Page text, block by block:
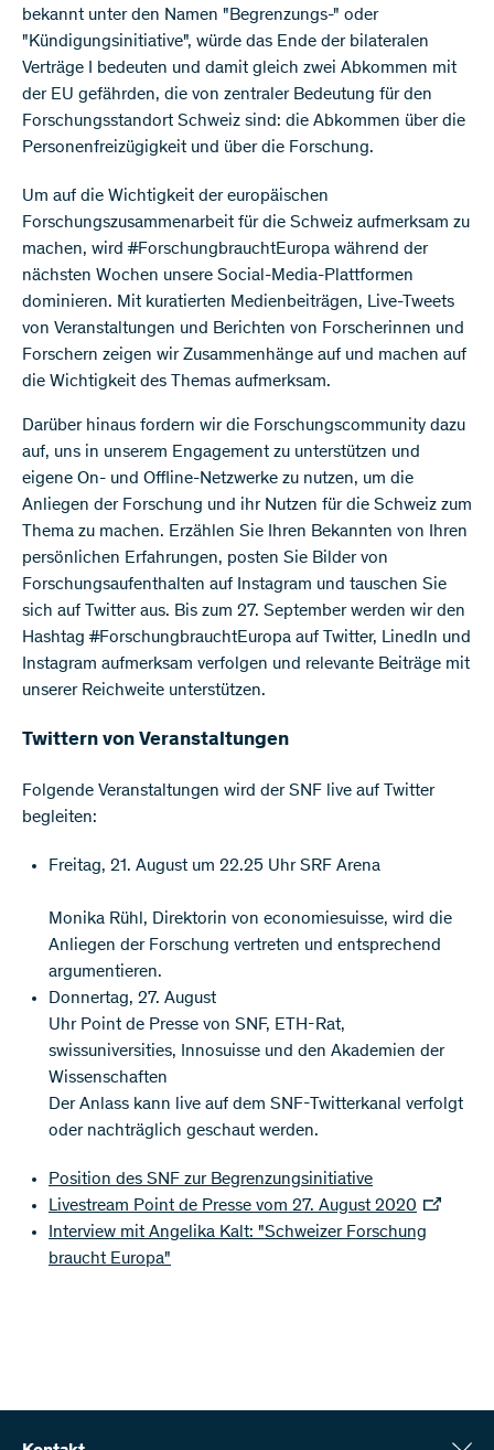
bekannt unter den Namen "Begrenzungs-" oder
"Kündigungsinitiative", würde das Ende der bilateralen
Verträge I bedeuten und damit gleich zwei Abkommen mit
der EU gefährden, die von zentraler Bedeutung für den
Forschungsstandort Schweiz sind: die Abkommen über die
Personenfreizügigkeit und über die Forschung.
Um auf die Wichtigkeit der europäischen
Forschungszusammenarbeit für die Schweiz aufmerksam zu
machen, wird #ForschungbrauchtEuropa während der
nächsten Wochen unsere Social-Media-Plattformen
dominieren. Mit kuratierten Medienbeiträgen, Live-Tweets
von Veranstaltungen und Berichten von Forscherinnen und
Forschern zeigen wir Zusammenhänge auf und machen auf
die Wichtigkeit des Themas aufmerksam.
Darüber hinaus fordern wir die Forschungscommunity dazu
auf, uns in unserem Engagement zu unterstützen und
eigene On- und Offline-Netzwerke zu nutzen, um die
Anliegen der Forschung und ihr Nutzen für die Schweiz zum
Thema zu machen. Erzählen Sie Ihren Bekannten von Ihren
persönlichen Erfahrungen, posten Sie Bilder von
Forschungsaufenthalten auf Instagram und tauschen Sie
sich auf Twitter aus. Bis zum 27. September werden wir den
Hashtag #ForschungbrauchtEuropa auf Twitter, LinedIn und
Instagram aufmerksam verfolgen und relevante Beiträge mit
unserer Reichweite unterstützen.
Twittern von Veranstaltungen
Folgende Veranstaltungen wird der SNF live auf Twitter
begleiten:
Freitag, 21. August um 22.25 Uhr SRF Arena
Monika Rühl, Direktorin von economiesuisse, wird die
Anliegen der Forschung vertreten und entsprechend
argumentieren.
Donnertag, 27. August
Uhr Point de Presse von SNF, ETH-Rat,
swissuniversities, Innosuisse und den Akademien der
Wissenschaften
Der Anlass kann live auf dem SNF-Twitterkanal verfolgt
oder nachträglich geschaut werden.
Position des SNF zur Begrenzungsinitiative
Livestream Point de Presse vom 27. August 2020
Interview mit Angelika Kalt: "Schweizer Forschung
braucht Europa"